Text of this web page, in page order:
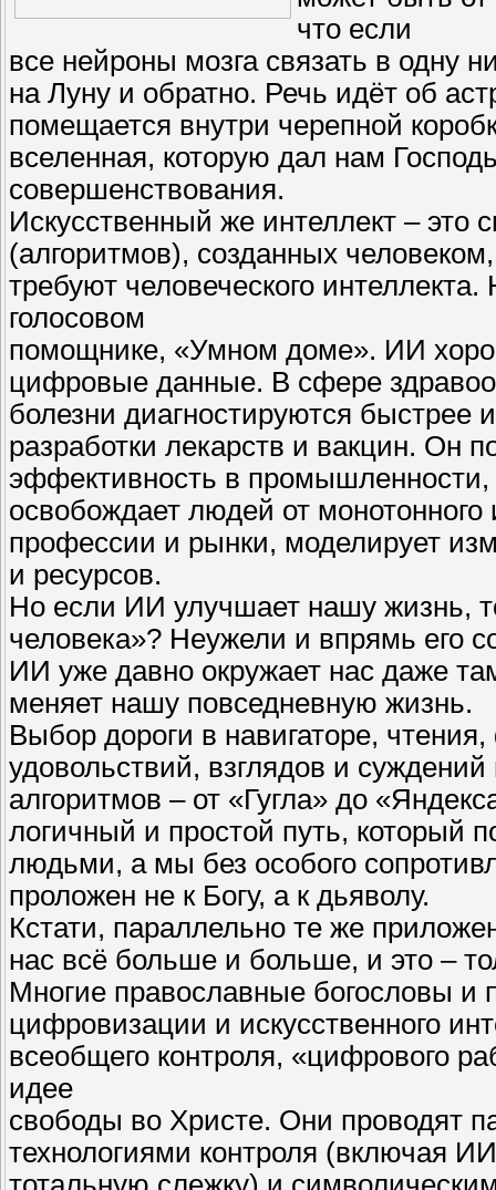
что если
все нейроны мозга связать в одну
на Луну и обратно. Речь идёт об
помещается внутри черепной
вселенная, которую дал нам
совершенствования.
Искусственный же интеллект – это
(алгоритмов), созданных
требуют человеческого
голосовом
помощнике, «Умном доме». ИИ
цифровые данные. В сфере
болезни диагностируются быстрее
разработки лекарств и вакцин. Он
эффективность в промышленности,
освобождает людей от монотонного
профессии и рынки, моделирует
и ресурсов.
Но если ИИ улучшает нашу жизнь,
человека»? Неужели и впрямь его
ИИ уже давно окружает нас даже
меняет нашу повседневную жизнь.
Выбор дороги в навигаторе,
удовольствий, взглядов и
алгоритмов – от «Гугла» до
логичный и простой путь, который
людьми, а мы без особого
проложен не к Богу, а к дьяволу.
Кстати, параллельно те же
нас всё больше и больше, и это –
Многие православные богословы и
цифровизации и искусственного
всеобщего контроля, «цифрового
идее
свободы во Христе. Они проводят
технологиями контроля (включая